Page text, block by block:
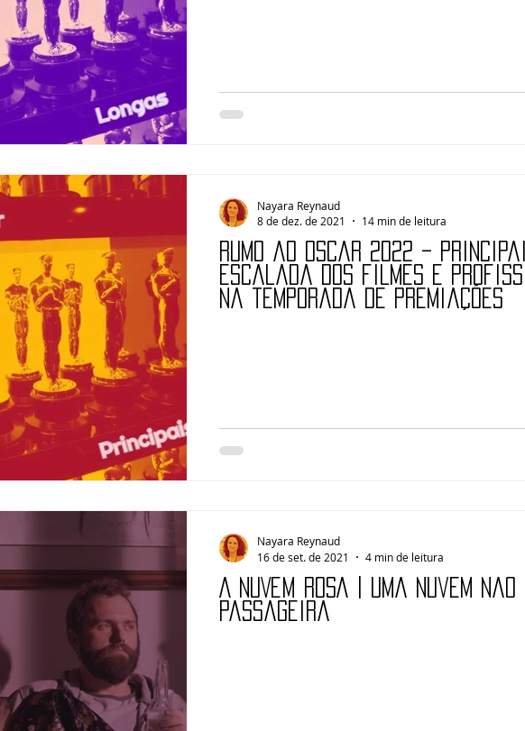
Rumo ao Oscar 2022 –
escalada dos filmes e
na temporada de premiações
Nayara Reynaud
8 de dez. de 2021
14 min de leitura
A NUVEM ROSA | Uma nuvem não
passageira
Nayara Reynaud
16 de set. de 2021
4 min de leitura